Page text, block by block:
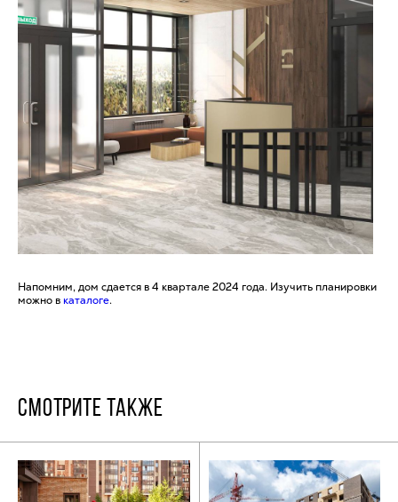
Напомним, дом сдается в 4 квартале 2024 года. Изучить планировки
можно в каталоге.
СМОТРИТЕ ТАКЖЕ